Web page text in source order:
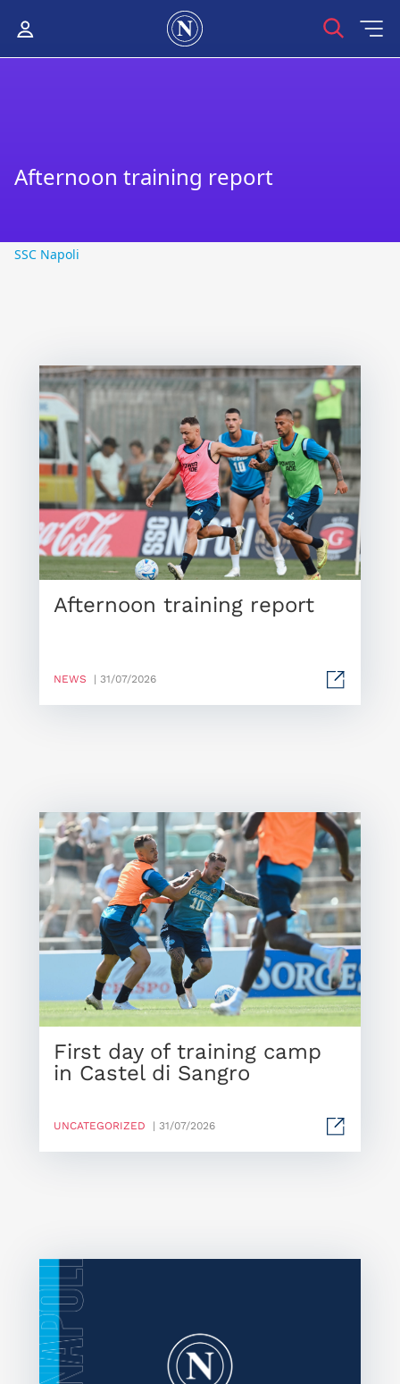
Afternoon training report
SSC Napoli
Afternoon training report
NEWS | 31/07/2026
First day of training camp
in Castel di Sangro
UNCATEGORIZED | 31/07/2026